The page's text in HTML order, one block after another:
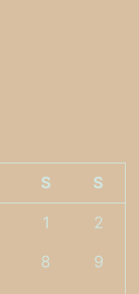
S S
1 2
8 9